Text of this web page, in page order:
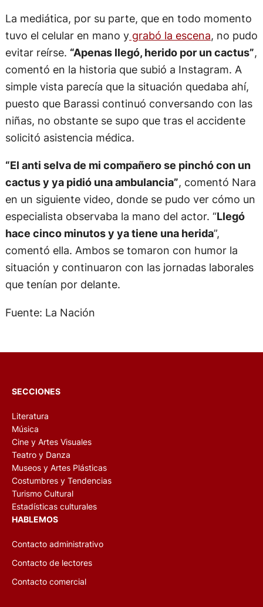
La mediática, por su parte, que en todo momento
tuvo el celular en mano ygrabó la escena, no pudo
evitar reírse. “Apenas llegó, herido por un cactus”,
comentó en la historia que subió a Instagram. A
simple vista parecía que la situación quedaba ahí,
puesto que Barassi continuó conversando con las
niñas, no obstante se supo que tras el accidente
solicitó asistencia médica.
“El anti selva de mi compañero se pinchó con un
cactus y ya pidió una ambulancia”, comentó Nara
en un siguiente video, donde se pudo ver cómo un
especialista observaba la mano del actor. “Llegó
hace cinco minutos y ya tiene una herida”,
comentó ella. Ambos se tomaron con humor la
situación y continuaron con las jornadas laborales
que tenían por delante.
Fuente: La Nación
SECCIONES
Literatura
Música
Cine y Artes Visuales
Teatro y Danza
Museos y Artes Plásticas
Costumbres y Tendencias
Turismo Cultural
Estadísticas culturales
HABLEMOS
Contacto administrativo
Contacto de lectores
Contacto comercial